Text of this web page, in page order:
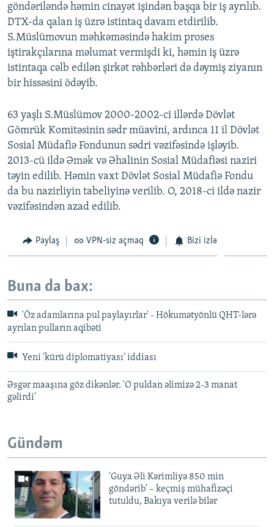
göndəriləndə həmin cinayət işindən başqa bir iş ayrılıb.
DTX-da qalan iş üzrə istintaq davam etdirilib.
S.Müslümovun məhkəməsində hakim proses
iştirakçılarına məlumat vermişdi ki, həmin iş üzrə
istintaqa cəlb edilən şirkət rəhbərləri də dəymiş ziyanın
bir hissəsini ödəyib.
63 yaşlı S.Müslümov 2000-2002-ci illərdə Dövlət
Gömrük Komitəsinin sədr müavini, ardınca 11 il Dövlət
Sosial Müdafiə Fondunun sədri vəzifəsində işləyib.
2013-cü ildə Əmək və Əhalinin Sosial Müdafiəsi naziri
təyin edilib. Həmin vaxt Dövlət Sosial Müdafiə Fondu
da bu nazirliyin tabeliyinə verilib. O, 2018-ci ildə nazir
vəzifəsindən azad edilib.
Paylaş VPN-siz açmaq Bizi izlə
Buna da bax:
'Öz adamlarına pul paylayırlar' - Hökumətyönlü QHT-lərə
ayrılan pulların aqibəti
Yeni 'kürü diplomatiyası' iddiası
Əsgər maaşına göz dikənlər. 'O puldan əlimizə 2-3 manat
gəlirdi'
Gündəm
'Guya Əli Kərimliyə 850 min
göndərib' – keçmiş mühafizəçi
tutuldu, Bakıya verilə bilər